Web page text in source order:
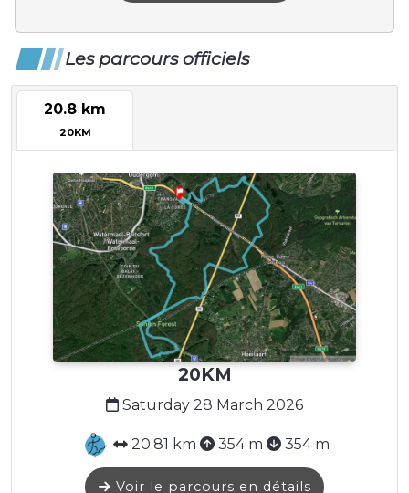
Les parcours officiels
20.8 km
20KM
20KM
Saturday 28 March 2026
20.81 km 354 m 354 m
Voir le parcours en détails